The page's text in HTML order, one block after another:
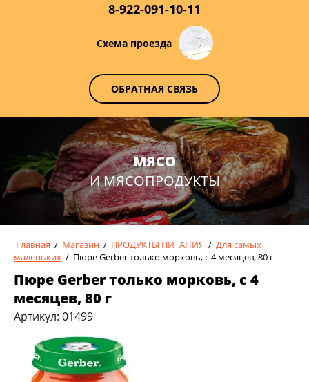
8-922-091-10-11
Схема проезда
ОБРАТНАЯ СВЯЗЬ
МЯСО
И МЯСОПРОДУКТЫ
Главная / Магазин / ПРОДУКТЫ ПИТАНИЯ / Для самых
маленьких / Пюре Gerber только морковь, с 4 месяцев, 80 г
Пюре Gerber только морковь, с 4
месяцев, 80 г
Артикул: 01499